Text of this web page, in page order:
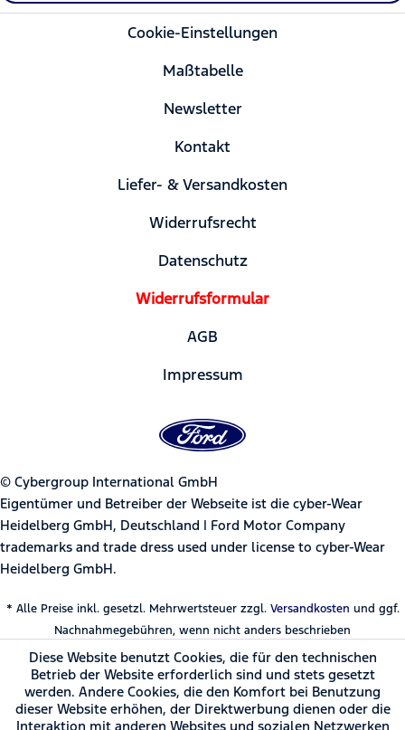
Cookie-Einstellungen
Maßtabelle
Newsletter
Kontakt
Liefer- & Versandkosten
Widerrufsrecht
Datenschutz
Widerrufsformular
AGB
Impressum
© Cybergroup International GmbH
Eigentümer und Betreiber der Webseite ist die cyber-Wear
Heidelberg GmbH, Deutschland | Ford Motor Company
trademarks and trade dress used under license to cyber-Wear
Heidelberg GmbH.
* Alle Preise inkl. gesetzl. Mehrwertsteuer zzgl. Versandkosten und ggf.
Nachnahmegebühren, wenn nicht anders beschrieben
Diese Website benutzt Cookies, die für den technischen
Betrieb der Website erforderlich sind und stets gesetzt
werden. Andere Cookies, die den Komfort bei Benutzung
dieser Website erhöhen, der Direktwerbung dienen oder die
Interaktion mit anderen Websites und sozialen Netzwerken